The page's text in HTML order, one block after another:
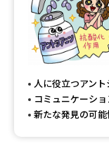
先輩が入学を決めた理
新生活お役立ちガイド
人に役立つアン
コミュニケーシ
新たな発見の可能